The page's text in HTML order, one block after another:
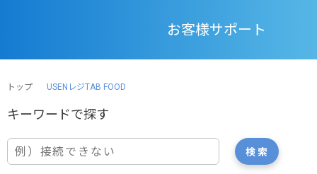
お客様サポート
トップ USENレジTAB FOOD